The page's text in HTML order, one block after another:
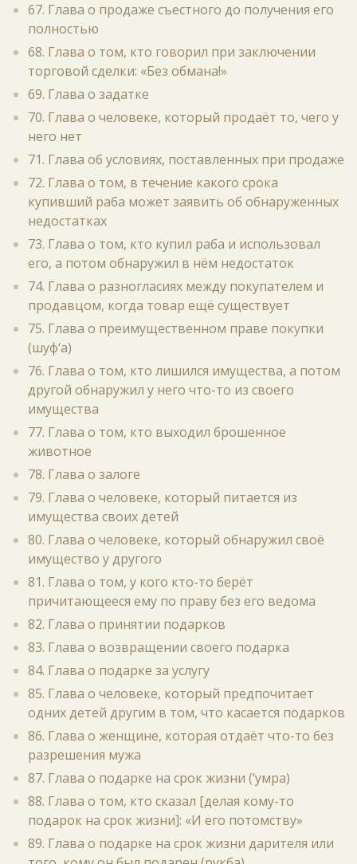
67. Глава о продаже съестного до получения его
полностью
68. Глава о том, кто говорил при заключении
торговой сделки: «Без обмана!»
69. Глава о задатке
70. Глава о человеке, который продаёт то, чего у
него нет
71. Глава об условиях, поставленных при продаже
72. Глава о том, в течение какого срока
купивший раба может заявить об обнаруженных
недостатках
73. Глава о том, кто купил раба и использовал
его, а потом обнаружил в нём недостаток
74. Глава о разногласиях между покупателем и
продавцом, когда товар ещё существует
75. Глава о преимущественном праве покупки
(шуф‘а)
76. Глава о том, кто лишился имущества, а потом
другой обнаружил у него что-то из своего
имущества
77. Глава о том, кто выходил брошенное
животное
78. Глава о залоге
79. Глава о человеке, который питается из
имущества своих детей
80. Глава о человеке, который обнаружил своё
имущество у другого
81. Глава о том, у кого кто-то берёт
причитающееся ему по праву без его ведома
82. Глава о принятии подарков
83. Глава о возвращении своего подарка
84. Глава о подарке за услугу
85. Глава о человеке, который предпочитает
одних детей другим в том, что касается подарков
86. Глава о женщине, которая отдаёт что-то без
разрешения мужа
87. Глава о подарке на срок жизни (‘умра)
88. Глава о том, кто сказал [делая кому-то
подарок на срок жизни]: «И его потомству»
89. Глава о подарке на срок жизни дарителя или